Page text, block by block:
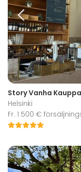
Story Vanha
Helsinki
Fr. 1 500 €